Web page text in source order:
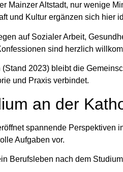
Mainzer Altstadt, nur wenige
und Kultur ergänzen sich hier
auf Sozialer Arbeit,
sind herzlich
2023) bleibt die
und Praxis verbindet.
an der
spannende Perspektiven
Aufgaben vor.